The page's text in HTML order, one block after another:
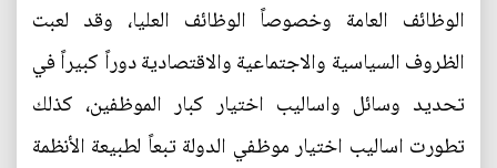
الوظائف العامة وخصوصاً الوظائف العليا، وقد لعبت
الظروف السياسية والاجتماعية والاقتصادية دوراً كبيراً في
تحديد وسائل واساليب اختيار كبار الموظفين، كذلك
تطورت اساليب اختيار موظفي الدولة تبعاً لطبيعة الأنظمة